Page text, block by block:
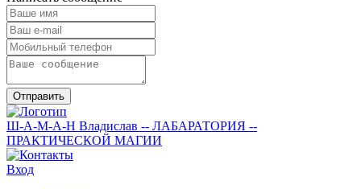
Отправить
Ш-А-М-А-Н Владислав -- ЛАБАРАТОРИЯ --
ПРАКТИЧЕСКОЙ МАГИИ
Вход